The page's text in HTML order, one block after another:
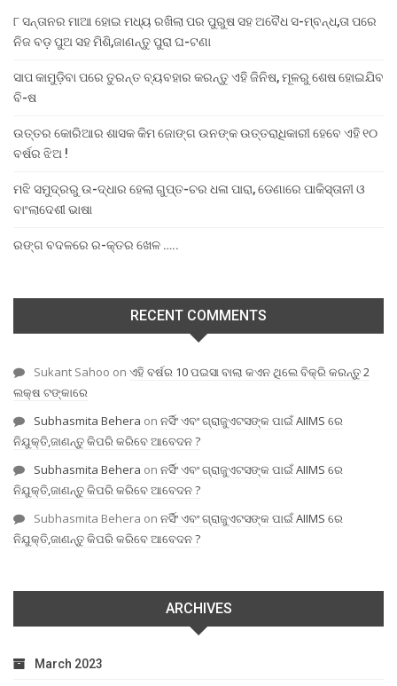
୮ ସନ୍ତାନର ମାଆ ହୋଇ ମଧ୍ୟ ରଖିଲା ପର ପୁରୁଷ ସହ ଅବୈଧ ସ-ମ୍ବନ୍ଧ,ତା ପରେ
ନିଜ ବଡ଼ ପୁଅ ସହ ମିଶି,ଜାଣନ୍ତୁ ପୁରା ଘ-ଟଣା
ସାପ କାମୁଡ଼ିବା ପରେ ତୁରନ୍ତ ବ୍ୟବହାର କରନ୍ତୁ ଏହି ଜିନିଷ, ମୂଳରୁ ଶେଷ ହୋଇଯିବ
ବି-ଷ
ଉତ୍ତର କୋରିଆର ଶାସକ କିମ ଜୋଙ୍ଗ ଉନଙ୍କ ଉତ୍ତରାଧିକାରୀ ହେବେ ଏହି ୧୦
ବର୍ଷର ଝିଅ !
ମଝି ସମୁଦ୍ରରୁ ଉ-ଦ୍ଧାର ହେଲା ଗୁପ୍ତ-ଚର ଧଳା ପାରା, ଡେଣାରେ ପାକିସ୍ତାନୀ ଓ
ବାଂଲାଦେଶୀ ଭାଷା
ରଙ୍ଗ ବଦଳରେ ର-କ୍ତର ଖେଳ …..
RECENT COMMENTS
Sukant Sahoo on ଏହି ବର୍ଷର 10 ପଇସା ବାଲା କଏନ ଥିଲେ ବିକ୍ରି କରନ୍ତୁ 2
ଲକ୍ଷ ଟଙ୍କାରେ
Subhasmita Behera on ନର୍ସିଂ ଏବଂ ଗ୍ରାଜୁଏଟସଙ୍କ ପାଇଁ AIIMS ରେ
ନିଯୁକ୍ତି,ଜାଣନ୍ତୁ କିପରି କରିବେ ଆବେଦନ ?
Subhasmita Behera on ନର୍ସିଂ ଏବଂ ଗ୍ରାଜୁଏଟସଙ୍କ ପାଇଁ AIIMS ରେ
ନିଯୁକ୍ତି,ଜାଣନ୍ତୁ କିପରି କରିବେ ଆବେଦନ ?
Subhasmita Behera on ନର୍ସିଂ ଏବଂ ଗ୍ରାଜୁଏଟସଙ୍କ ପାଇଁ AIIMS ରେ
ନିଯୁକ୍ତି,ଜାଣନ୍ତୁ କିପରି କରିବେ ଆବେଦନ ?
ARCHIVES
March 2023